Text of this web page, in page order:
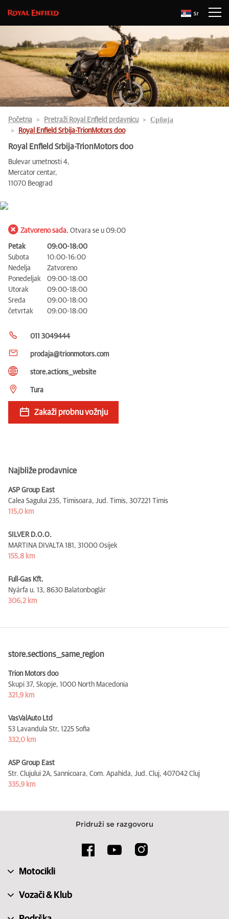
Sr
Početna Pretraži Royal Enfield prdavnicu
Србија
Royal Enfield Srbija-TrionMotors doo
Royal Enfield Srbija-TrionMotors doo
Bulevar umetnosti 4,
Mercator centar,
11070 Beograd
Zatvoreno sada. Otvara se u 09:00
Petak
09:00-18:00
Subota
10:00-16:00
Nedelja
Zatvoreno
Ponedeljak
09:00-18:00
Utorak
09:00-18:00
Sreda
09:00-18:00
četvrtak
09:00-18:00
011 3049444
prodaja@trionmotors.com
store.actions__website
Tura
Zakaži probnu vožnju
Najbliže prodavnice
ASP Group East
Calea Sagului 235, Timisoara, Jud. Timis, 307221 Timis
115,0 km
SILVER D.O.O.
MARTINA DIVALTA 181, 31000 Osijek
155,8 km
Full-Gas Kft.
Nyárfa u. 13, 8630 Balatonboglár
306,2 km
store.sections__same_region
Trion Motors doo
Skupi 37, Skopje, 1000 North Macedonia
321,9 km
VasValAuto Ltd
53 Lavandula Str, 1225 Sofia
332,0 km
ASP Group East
Str. Clujului 2A, Sannicoara, Com. Apahida, Jud. Cluj, 407042 Cluj
335,9 km
Pridruži se razgovoru
Motocikli
Vozači & Klub